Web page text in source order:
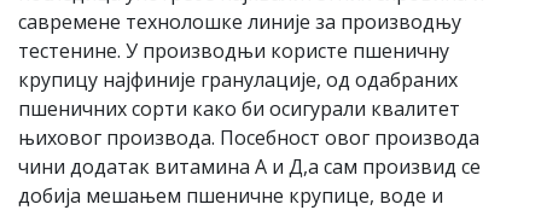
савремене технолошке линије за производњу
тестенине. У производњи користе пшеничну
крупицу најфиније гранулације, од одабраних
пшеничних сорти како би осигурали квалитет
њиховог производа. Посебност овог производа
чини додатак витамина А и Д,а сам произвид се
добија мешањем пшеничне крупице, воде и